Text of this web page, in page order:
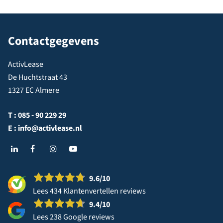
Contactgegevens
ActivLease
De Huchtstraat 43
1327 EC Almere
T :085 - 90 229 29
E : info@activlease.nl
9.6/10
Lees 434 Klantenvertellen reviews
9.4/10
Lees 238 Google reviews